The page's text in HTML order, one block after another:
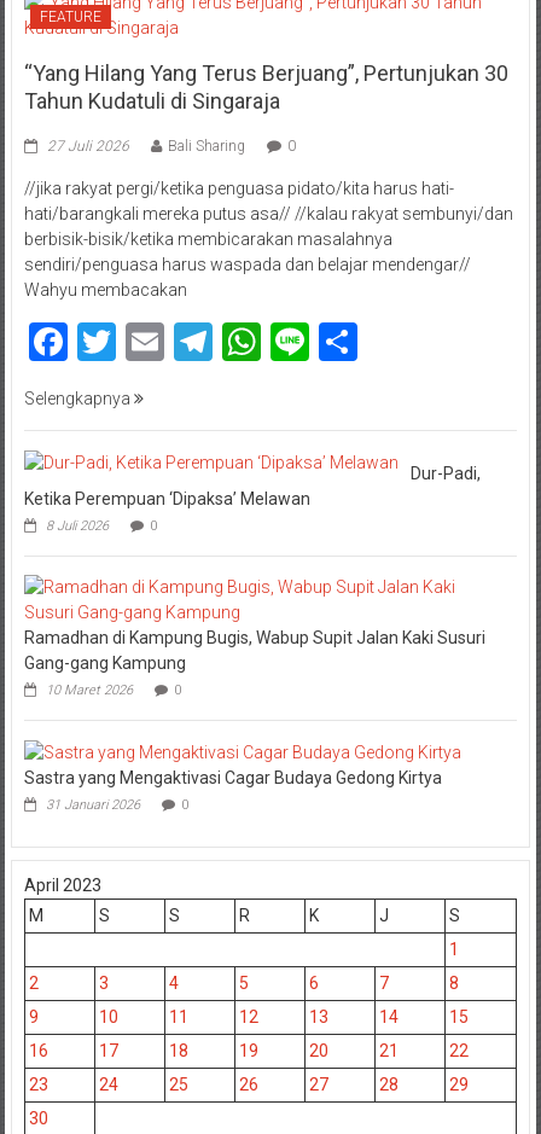
FEATURE
“Yang Hilang Yang Terus Berjuang”, Pertunjukan 30
Tahun Kudatuli di Singaraja
27 Juli 2026 Bali Sharing 0
//jika rakyat pergi/ketika penguasa pidato/kita harus hati-
hati/barangkali mereka putus asa// //kalau rakyat sembunyi/dan
berbisik-bisik/ketika membicarakan masalahnya
sendiri/penguasa harus waspada dan belajar mendengar//
Wahyu membacakan
Facebook
Twitter
EmailTelegram
WhatsApp
Line
Selengkapnya
Dur-Padi,
Ketika Perempuan ‘Dipaksa’ Melawan
8 Juli 2026 0
Ramadhan di Kampung Bugis, Wabup Supit Jalan Kaki Susuri
Gang-gang Kampung
10 Maret 2026 0
Sastra yang Mengaktivasi Cagar Budaya Gedong Kirtya
31 Januari 2026 0
April 2023
M
S S R K J
S
1
2
3 4 5 6 7
8
9
10 11 12 13 14
15
16
17 18 19 20 21
22
23
24 25 26 27 28
29
30